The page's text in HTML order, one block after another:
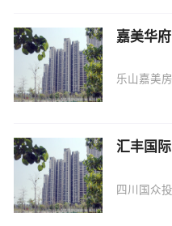
嘉美华府
汇丰国际